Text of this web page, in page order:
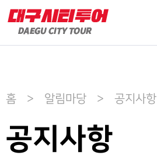
홈 > 알림마당 > 공지사항
공지사항